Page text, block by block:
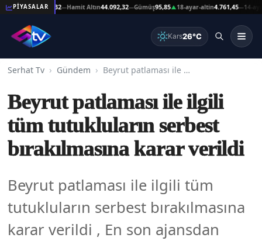
PİYASALAR
Altın44.092,32— Hamit Altın44.092,32—Gümüş95,85▲18-ayar-altin4.761,45—14-ayar-
Kars26°C
Serhat Tv Gündem Beyrut patlaması ile ilgili tüm tutukluların serbest bırakılmasına karar verildi
Beyrut patlaması ile ilgili
tüm tutukluların serbest
bırakılmasına karar verildi
Beyrut patlaması ile ilgili tüm
tutukluların serbest bırakılmasına
karar verildi , En son ajansdan